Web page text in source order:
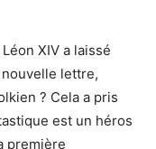
XIV a laissé
lettre,
? Cela a pris
est un héros
première